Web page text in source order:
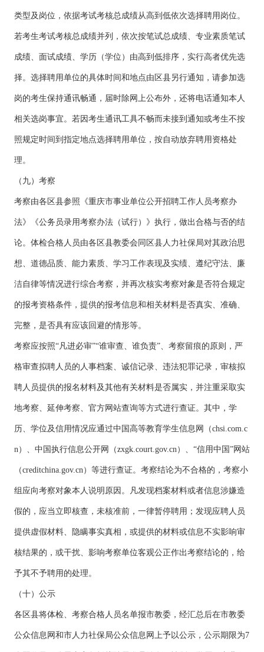
类型及岗位，依据考试考核总成绩从高到低依次选择聘用岗位。
若考生考试考核总成绩并列，依次按笔试总成绩、专业素质笔试
成绩、面试成绩、学历（学位）由高到低排序，实行高者优先选
择。选择聘用单位的具体时间和地点由区县另行通知，请参加选
岗的考生保持通讯畅通，届时除网上公布外，还将电话通知本人
相关选岗事宜。若因考生通讯工具不畅而未接到通知或考生不按
照规定时间到指定地点选择聘用单位，按自动放弃聘用资格处
理。
（九）考察
考察由各区县参照《重庆市事业单位公开招聘工作人员考察办
法》《公务员录用考察办法（试行）》执行，做出合格与否的结
论。体检合格人员由各区县教委会同区县人力社保局对其政治思
想、道德品质、能力素质、学习工作表现及实绩、遵纪守法、廉
洁自律等情况进行综合考察，并再次核实考察对象是否符合规定
的报考资格条件，提供的报考信息和相关材料是否真实、准确、
完整，是否具有应该回避的情形等。
考察应按照“凡进必审”“谁审查、谁负责”、考察留痕的原则，严
格审查拟聘人员的人事档案、诚信记录、违法犯罪记录，审核拟
聘人员提供的报名材料及其他有关材料是否属实，并注重采取实
地考察、延伸考察、官方网站查询等方式进行查证。其中，学
历、学位及信用情况应通过中国高等教育学生信息网（chsi.com.c
n）、中国执行信息公开网（zxgk.court.gov.cn）、“信用中国”网站
（creditchina.gov.cn）等进行查证。考察结论为不合格的，考察小
组应向考察对象本人说明原因。凡发现档案材料或者信息涉嫌造
假的，应当立即核查，未核准前，一律暂停聘用；发现应聘人员
提供虚假材料、隐瞒事实真相，或提供的材料或信息不实影响审
核结果的，或干扰、影响考察单位客观公正作出考察结论的，给
予其不予聘用的处理。
（十）公示
各区县将体检、考察合格人员名单报市教委，经汇总后在市教委
公众信息网和市人力社保局公众信息网上予以公示，公示期限为7